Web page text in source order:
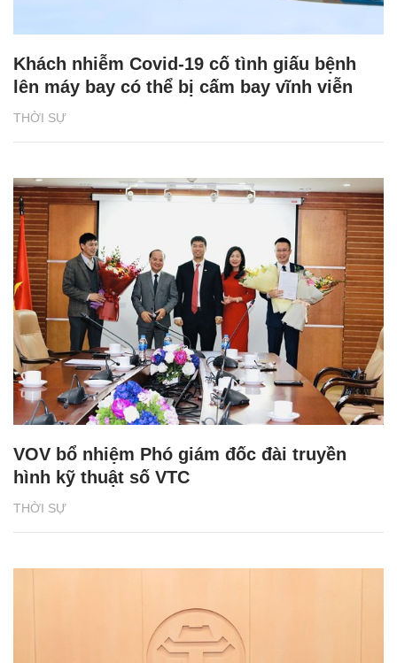
THỜI SỰ
Khách nhiễm Covid-19 cố tình giấu bệnh
lên máy bay có thể bị cấm bay vĩnh viễn
THỜI SỰ
VOV bổ nhiệm Phó giám đốc đài truyền
hình kỹ thuật số VTC